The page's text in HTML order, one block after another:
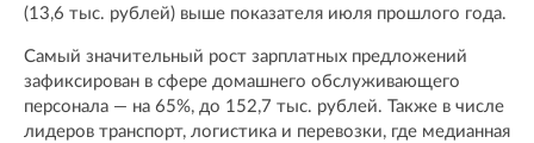
(13,6 тыс. рублей) выше показателя июля прошлого года.
Самый значительный рост зарплатных предложений
зафиксирован в сфере домашнего обслуживающего
персонала — на 65%, до 152,7 тыс. рублей. Также в числе
лидеров транспорт, логистика и перевозки, где медианная